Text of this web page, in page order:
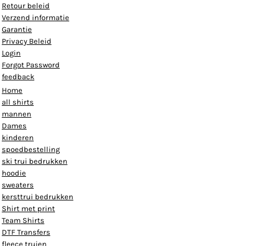
Retour beleid
Verzend informatie
Garantie
Privacy Beleid
Login
Forgot Password
feedback
Home
all shirts
mannen
Dames
kinderen
spoedbestelling
ski trui bedrukken
hoodie
sweaters
kersttrui bedrukken
Shirt met print
Team Shirts
DTF Transfers
fleece truien